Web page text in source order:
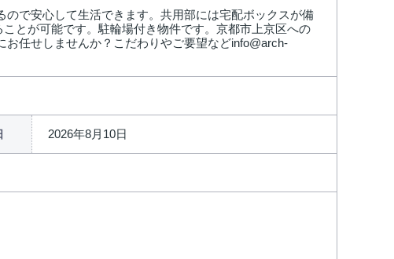
で安心して生活できます。共用部には宅配ボックスが備
とが可能です。駐輪場付き物件です。京都市上京区への
任せしませんか？こだわりやご要望などinfo@arch-
2026年8月10日